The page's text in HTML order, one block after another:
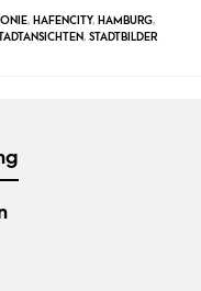
, HAFENCITY, HAMBURG,
, STADTBILDER